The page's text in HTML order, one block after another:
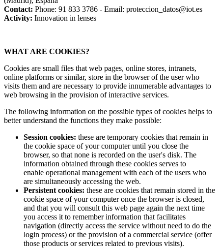
Contact: Phone: 91 833 3786 - Email: proteccion_datos@iot.es
Activity: Innovation in lenses
WHAT ARE COOKIES?
Cookies are small files that web pages, online stores, intranets,
online platforms or similar, store in the browser of the user who
visits them and are necessary to provide innumerable advantages to
web browsing in the provision of interactive services.
The following information on the possible types of cookies helps to
better understand the functions they make possible:
Session cookies: these are temporary cookies that remain in
the cookie space of your computer until you close the
browser, so that none is recorded on the user's disk. The
information obtained through these cookies serves to
enable operational management with each of the users who
are simultaneously accessing the web.
Persistent cookies: these are cookies that remain stored in the
cookie space of your computer once the browser is closed,
and that you will consult this web page again the next time
you access it to remember information that facilitates
navigation (directly access the service without need to do the
login process) or the provision of a commercial service (offer
those products or services related to previous visits).